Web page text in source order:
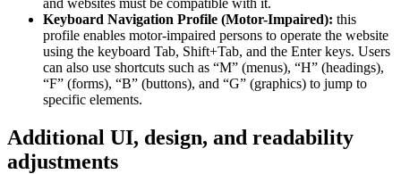
Keyboard Navigation Profile (Motor-Impaired): this
profile enables motor-impaired persons to operate the website
using the keyboard Tab, Shift+Tab, and the Enter keys. Users
can also use shortcuts such as “M” (menus), “H” (headings),
“F” (forms), “B” (buttons), and “G” (graphics) to jump to
specific elements.
Additional UI, design, and readability
adjustments